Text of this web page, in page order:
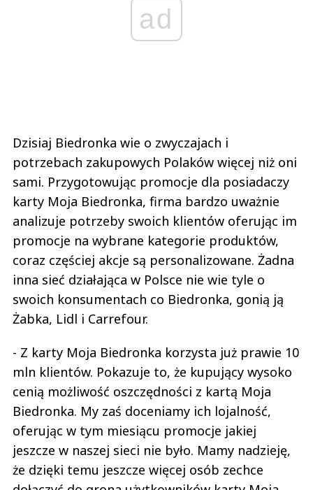
ad
Dzisiaj Biedronka wie o zwyczajach i
potrzebach zakupowych Polaków więcej niż oni
sami. Przygotowując promocje dla posiadaczy
karty Moja Biedronka, firma bardzo uważnie
analizuje potrzeby swoich klientów oferując im
promocje na wybrane kategorie produktów,
coraz częściej akcje są personalizowane. Żadna
inna sieć działająca w Polsce nie wie tyle o
swoich konsumentach co Biedronka, gonią ją
Żabka, Lidl i Carrefour.
- Z karty Moja Biedronka korzysta już prawie 10
mln klientów. Pokazuje to, że kupujący wysoko
cenią możliwość oszczędności z kartą Moja
Biedronka. My zaś doceniamy ich lojalność,
oferując w tym miesiącu promocje jakiej
jeszcze w naszej sieci nie było. Mamy nadzieję,
że dzięki temu jeszcze więcej osób zechce